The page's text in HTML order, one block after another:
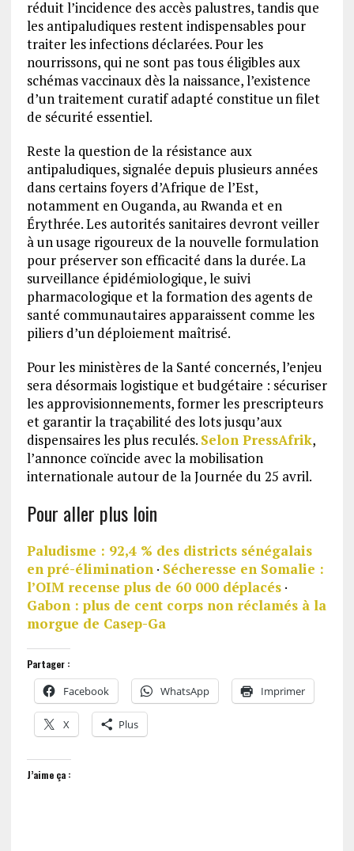
réduit l’incidence des accès palustres, tandis que
les antipaludiques restent indispensables pour
traiter les infections déclarées. Pour les
nourrissons, qui ne sont pas tous éligibles aux
schémas vaccinaux dès la naissance, l’existence
d’un traitement curatif adapté constitue un filet
de sécurité essentiel.
Reste la question de la résistance aux
antipaludiques, signalée depuis plusieurs années
dans certains foyers d’Afrique de l’Est,
notamment en Ouganda, au Rwanda et en
Érythrée. Les autorités sanitaires devront veiller
à un usage rigoureux de la nouvelle formulation
pour préserver son efficacité dans la durée. La
surveillance épidémiologique, le suivi
pharmacologique et la formation des agents de
santé communautaires apparaissent comme les
piliers d’un déploiement maîtrisé.
Pour les ministères de la Santé concernés, l’enjeu
sera désormais logistique et budgétaire : sécuriser
les approvisionnements, former les prescripteurs
et garantir la traçabilité des lots jusqu’aux
dispensaires les plus reculés. Selon PressAfrik,
l’annonce coïncide avec la mobilisation
internationale autour de la Journée du 25 avril.
Pour aller plus loin
Paludisme : 92,4 % des districts sénégalais
en pré-élimination· Sécheresse en Somalie :
l’OIM recense plus de 60 000 déplacés·
Gabon : plus de cent corps non réclamés à la
morgue de Casep-Ga
Partager :
Facebook WhatsApp Imprimer
X Plus
J’aime ça :